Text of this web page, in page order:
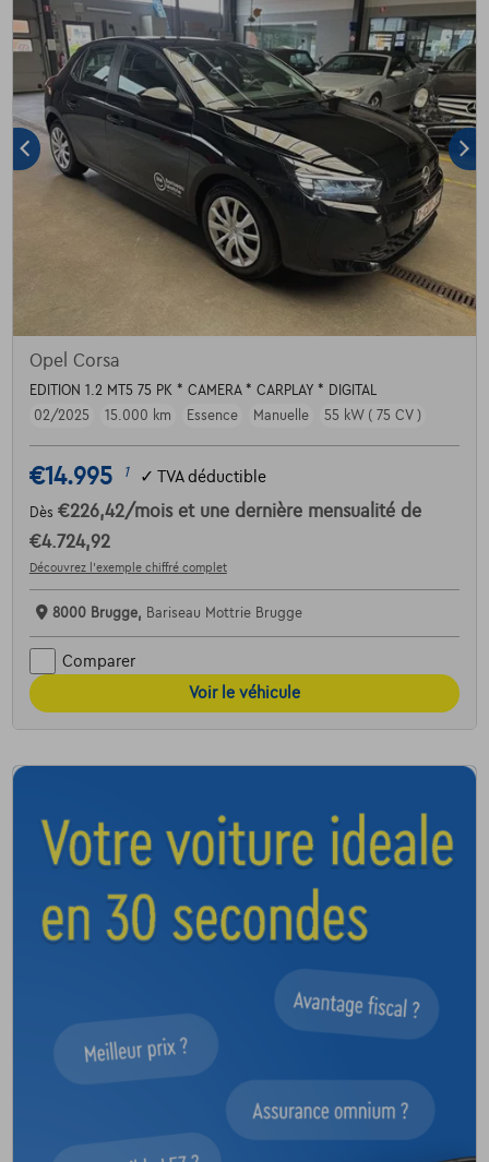
Opel Corsa
EDITION 1.2 MT5 75 PK * CAMERA * CARPLAY * DIGITAL
02/2025
15.000 km Essence Manuelle 55 kW ( 75 CV )
€14.995 1 ✓ TVA déductible
Dès €226,42/mois et une dernière mensualité de
€4.724,92
Découvrez l’exemple chiffré complet
8000 Brugge, Bariseau Mottrie Brugge
Comparer
Voir le véhicule